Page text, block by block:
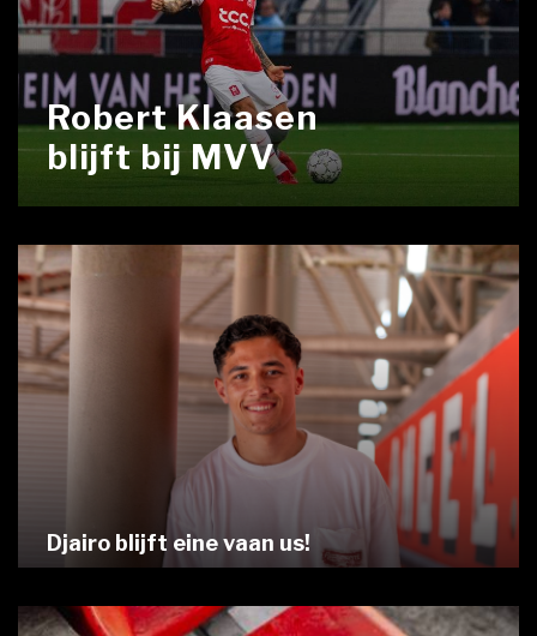
Robert Klaasen
blijft bij MVV
Djairo blijft eine vaan us!